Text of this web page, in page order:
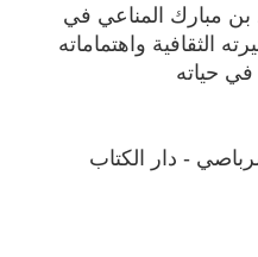
مبارك المناعي في
الثقافية واهتماماته
في حياته
- دار الكتاب